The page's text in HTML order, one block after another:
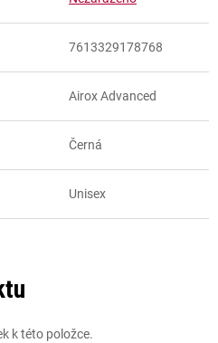
7613329178768
Airox Advanced
Černá
Unisex
k této položce.